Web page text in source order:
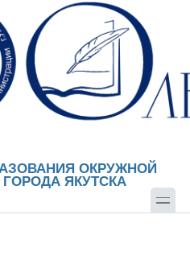
ОКРУЖНОЙ
ЯКУТСКА